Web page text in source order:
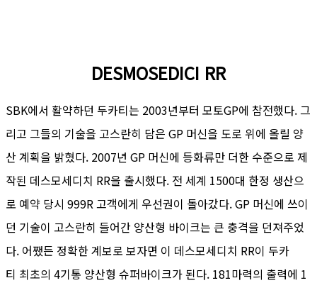
DESMOSEDICI RR
SBK에서 활약하던 두카티는 2003년부터 모토GP에 참전했다. 그
리고 그들의 기술을 고스란히 담은 GP 머신을 도로 위에 올릴 양
산 계획을 밝혔다. 2007년 GP 머신에 등화류만 더한 수준으로 제
작된 데스모세디치 RR을 출시했다. 전 세계 1500대 한정 생산으
로 예약 당시 999R 고객에게 우선권이 돌아갔다. GP 머신에 쓰이
던 기술이 고스란히 들어간 양산형 바이크는 큰 충격을 던져주었
다. 어쨌든 정확한 계보로 보자면 이 데스모세디치 RR이 두카
티 최초의 4기통 양산형 슈퍼바이크가 된다. 181마력의 출력에 1